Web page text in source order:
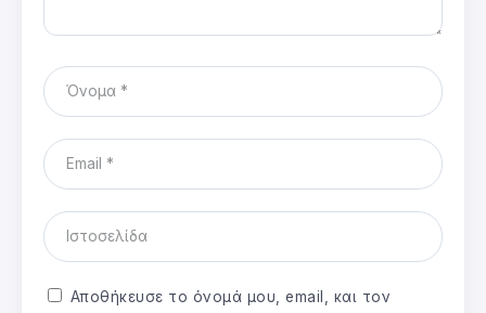
Αποθήκευσε το όνομά μου, email, και τον